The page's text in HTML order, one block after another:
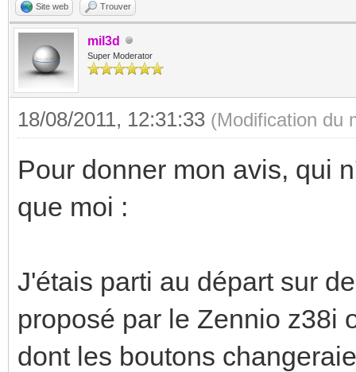
Site web Trouver
mil3d
Super Moderator
18/08/2011, 12:31:33 (Modification du
Pour donner mon avis, qui
que moi :
J'étais parti au départ sur
proposé par le Zennio z38i
dont les boutons